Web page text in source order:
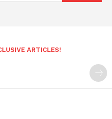
ARTICLES!